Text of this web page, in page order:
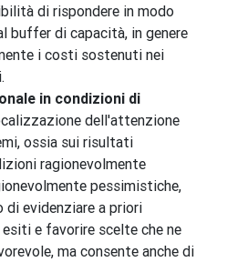
di rispondere in modo
buffer di capacità, in genere
i costi sostenuti nei
in condizioni di
dell'attenzione
ossia sui risultati
ragionevolmente
pessimistiche,
di evidenziare a priori
e favorire scelte che ne
ma consente anche di